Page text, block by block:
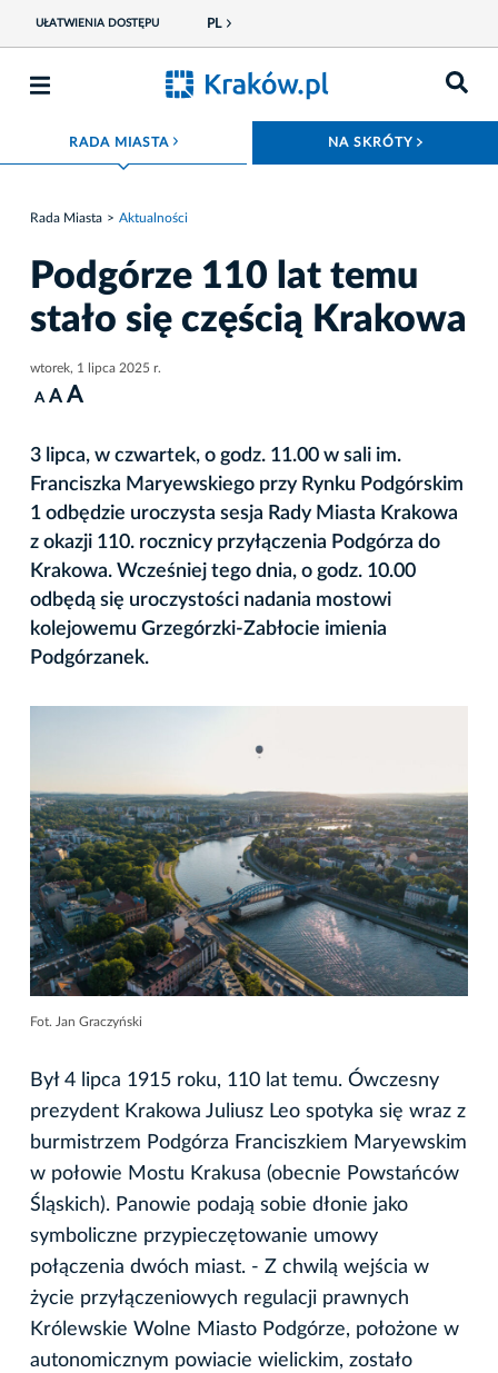
UŁATWIENIA DOSTĘPU PL
RADA MIASTAROZWIŃ MENU NA SKRÓTY
Rada Miasta Aktualności
Podgórze 110 lat temu
stało się częścią Krakowa
wtorek, 1 lipca 2025 r.
A A A
3 lipca, w czwartek, o godz. 11.00 w sali im.
Franciszka Maryewskiego przy Rynku Podgórskim
1 odbędzie uroczysta sesja Rady Miasta Krakowa
z okazji 110. rocznicy przyłączenia Podgórza do
Krakowa. Wcześniej tego dnia, o godz. 10.00
odbędą się uroczystości nadania mostowi
kolejowemu Grzegórzki-Zabłocie imienia
Podgórzanek.
Fot. Jan Graczyński
Był 4 lipca 1915 roku, 110 lat temu. Ówczesny
prezydent Krakowa Juliusz Leo spotyka się wraz z
burmistrzem Podgórza Franciszkiem Maryewskim
w połowie Mostu Krakusa (obecnie Powstańców
Śląskich). Panowie podają sobie dłonie jako
symboliczne przypieczętowanie umowy
połączenia dwóch miast. - Z chwilą wejścia w
życie przyłączeniowych regulacji prawnych
Królewskie Wolne Miasto Podgórze, położone w
autonomicznym powiacie wielickim, zostało